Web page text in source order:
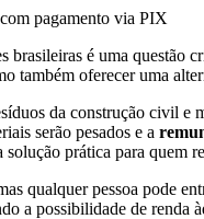
brasileiras é uma questão
também oferecer uma
da construção civil e
serão pesados e a
prática para quem
qualquer pessoa pode
a possibilidade de renda